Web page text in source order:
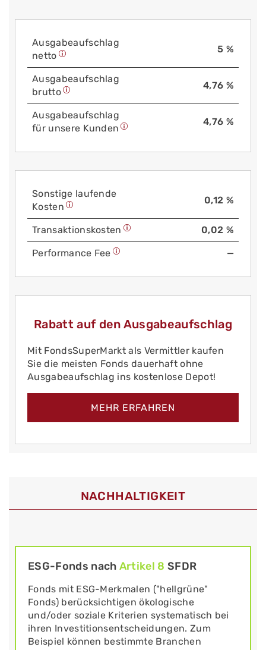
Aus­gabe­auf­schlag
netto
5 %
Aus­gabe­auf­schlag
brutto
4,76 %
Aus­gabe­auf­schlag
für unsere Kunden
4,76 %
Sonstige laufende
Kosten
0,12 %
Trans­aktions­kosten 0,02 %
Performance Fee —
Rabatt auf den Ausgabeaufschlag
Mit FondsSuperMarkt als Vermittler kaufen
Sie die meisten Fonds dauerhaft ohne
Ausgabeaufschlag ins kostenlose Depot!
MEHR ERFAHREN
NACHHALTIGKEIT
ESG-Fonds nach Artikel 8 SFDR
Fonds mit ESG-Merkmalen ("hellgrüne"
Fonds) berücksichtigen ökologische
und/oder soziale Kriterien systematisch bei
ihren Investitionsentscheidungen. Zum
Beispiel können bestimmte Branchen